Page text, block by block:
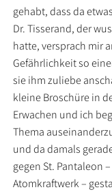
gehabt, dass da
Dr. Tisserand, der
hatte, versprach mir
Gefährlichkeit so
sie ihm zuliebe
kleine Broschüre in
Erwachen und ich
Thema
und da damals
gegen St. Pantaleon
Atomkraftwerk –